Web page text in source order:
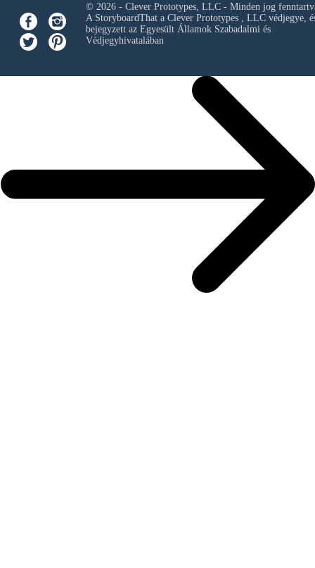
© 2026 - Clever Prototypes, LLC - Minden jog
A StoryboardThat a Clever Prototypes , LLCvédjegye,
bejegyzett az Egyesült Államok Szabadalmi és
Védjegyhivatalában